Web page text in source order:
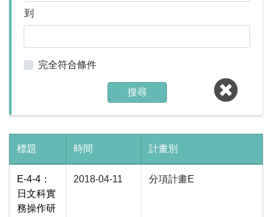
到
完全符合條件
搜尋
標題 時間 計畫別
E-4-4：
日文科實
務操作研
2018-04-11 分項計畫E